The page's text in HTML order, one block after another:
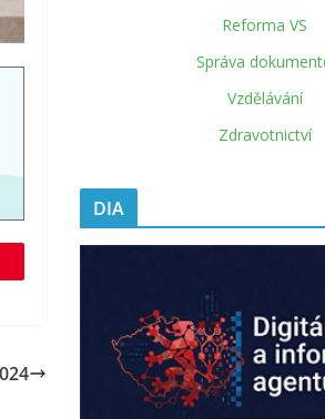
Reforma VS
Správa
Vzdělávání
Zdravotnictví
DIA